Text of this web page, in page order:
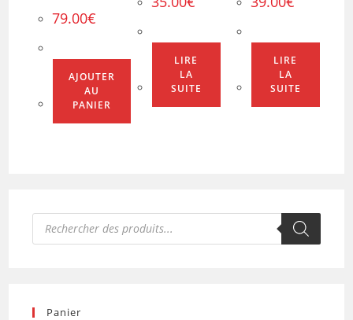
79.00€
AJOUTER
AU
PANIER
LIRE
LA
SUITE
LIRE
LA
SUITE
Recherche
produits
Panier